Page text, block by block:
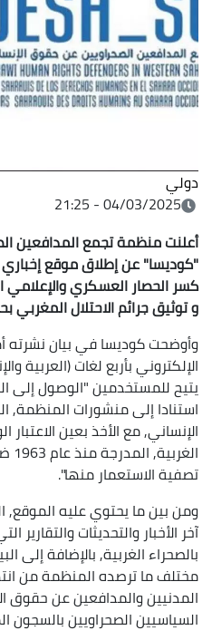
دولي
04/03/2025 - 21:25
أعلنت منظمة تجمع المدافعين
"كوديسا" عن إطلاق موقع إخباري
كسر الحصار العسكري والإعلامي
و توثيق جرائم الاحتلال المغربي
وأوضحت كوديسا في بيان نشرته
الإلكتروني بأربع لغات (العربية
يتيح للمستخدمين "الوصول إلى
استنادا إلى منشورات المنظمة,
الإنساني, مع الأخذ بعين الاعتبار
تصفية الاستعمار منها".
ومن بين ما يحتوي عليه الموقع,
آخر الأخبار والتحديثات والتقارير
بالصحراء الغربية, بالإضافة إلى
مختلف ما ترصده المنظمة من
المدنيين والمدافعين عن حقوق
السياسيين الصحراويين بالسجون